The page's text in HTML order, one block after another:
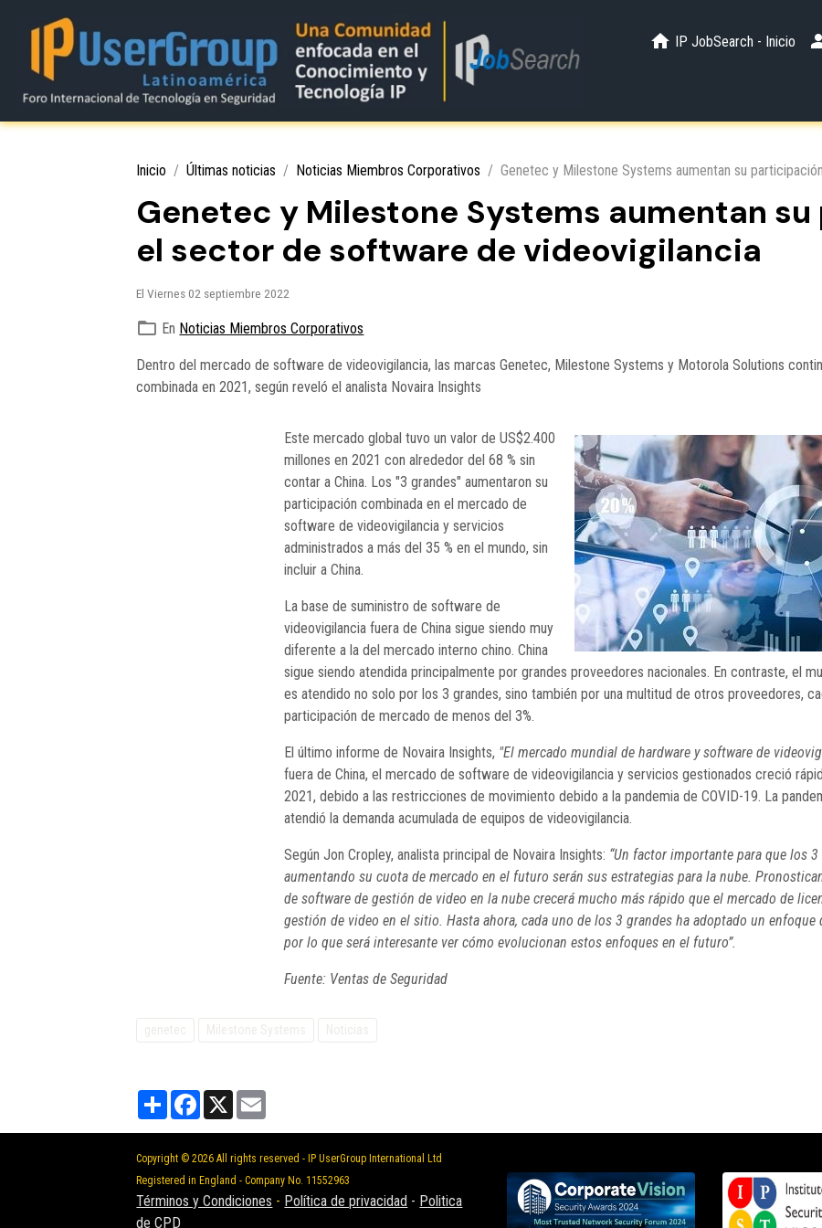
IP JobSearch - Inicio
Inicio Últimas noticias Noticias Miembros Corporativos Genetec y Milestone Systems aumentan su
Genetec y Milestone Systems aumentan
el sector de software de videovigilancia
El Viernes 02 septiembre 2022
En Noticias Miembros Corporativos
Dentro del mercado de software de videovigilancia, las marcas Genetec, Milestone Systems y Motorola Solutions
combinada en 2021, según reveló el analista Novaira Insights
Este mercado global tuvo un valor de US$2.400
millones en 2021 con alrededor del 68 % sin
contar a China. Los "3 grandes" aumentaron su
participación combinada en el mercado de
software de videovigilancia y servicios
administrados a más del 35 % en el mundo, sin
incluir a China.
La base de suministro de software de
videovigilancia fuera de China sigue siendo muy
diferente a la del mercado interno chino. China
sigue siendo atendida principalmente por grandes proveedores nacionales. En contraste, el
es atendido no solo por los 3 grandes, sino también por una multitud de otros proveedores,
participación de mercado de menos del 3%.
El último informe de Novaira Insights, "El mercado mundial de hardware y software de
fuera de China, el mercado de software de videovigilancia y servicios gestionados creció
2021, debido a las restricciones de movimiento debido a la pandemia de COVID-19. La
atendió la demanda acumulada de equipos de videovigilancia.
Según Jon Cropley, analista principal de Novaira Insights: “Un factor importante para que los
aumentando su cuota de mercado en el futuro serán sus estrategias para la nube.
de software de gestión de video en la nube crecerá mucho más rápido que el mercado de
gestión de video en el sitio. Hasta ahora, cada uno de los 3 grandes ha adoptado un enfoque
por lo que será interesante ver cómo evolucionan estos enfoques en el futuro”.
Fuente: Ventas de Seguridad
genetec Milestone Systems Noticias
PartagerFacebook
X
Copyright © 2026 All rights reserved - IP UserGroup International Ltd
Registered in England - Company No. 11552963
Términos y Condiciones - Política de privacidad - Politica
de CPD